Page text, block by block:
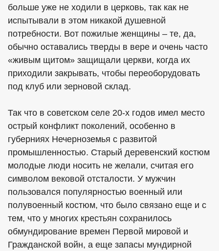
больше уже не ходили в церковь, так как не
испытывали в этом никакой душевной
потребности. Вот пожилые женщины – те, да,
обычно оставались тверды в вере и очень часто
«живым щитом» защищали церкви, когда их
приходили закрывать, чтобы переоборудовать
под клуб или зерновой склад.
Так что в советском селе 20-х годов имел место
острый конфликт поколений, особенно в
губерниях Нечерноземья с развитой
промышленностью. Старый деревенский костюм
молодые люди носить не желали, считая его
символом вековой отсталости. У мужчин
пользовался популярностью военный или
полувоенный костюм, что было связано еще и с
тем, что у многих крестьян сохранилось
обмундирование времен Первой мировой и
Гражданской войн, а еще запасы мундирной